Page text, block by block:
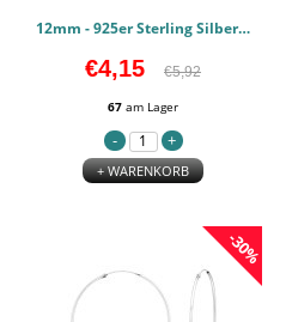
12mm - 925er Sterling Silber Bali Hoops PCJW40993
€4,15 €5,92
67 am Lager
+ WARENKORB
-30%